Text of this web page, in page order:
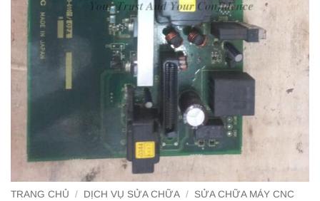
TRANG CHỦ / DỊCH VỤ SỬA CHỮA / SỬA CHỮA MÁY CNC